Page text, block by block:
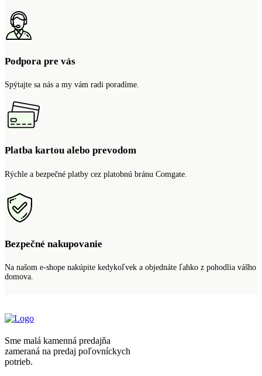
Podpora pre vás
Spýtajte sa nás a my vám radi poradíme.
Platba kartou alebo prevodom
Rýchle a bezpečné platby cez platobnú bránu Comgate.
Bezpečné nakupovanie
Na našom e-shope nakúpite kedykoľvek a objednáte ľahko z pohodlia vášho
domova.
Sme malá kamenná predajňa
zameraná na predaj poľovníckych
potrieb.